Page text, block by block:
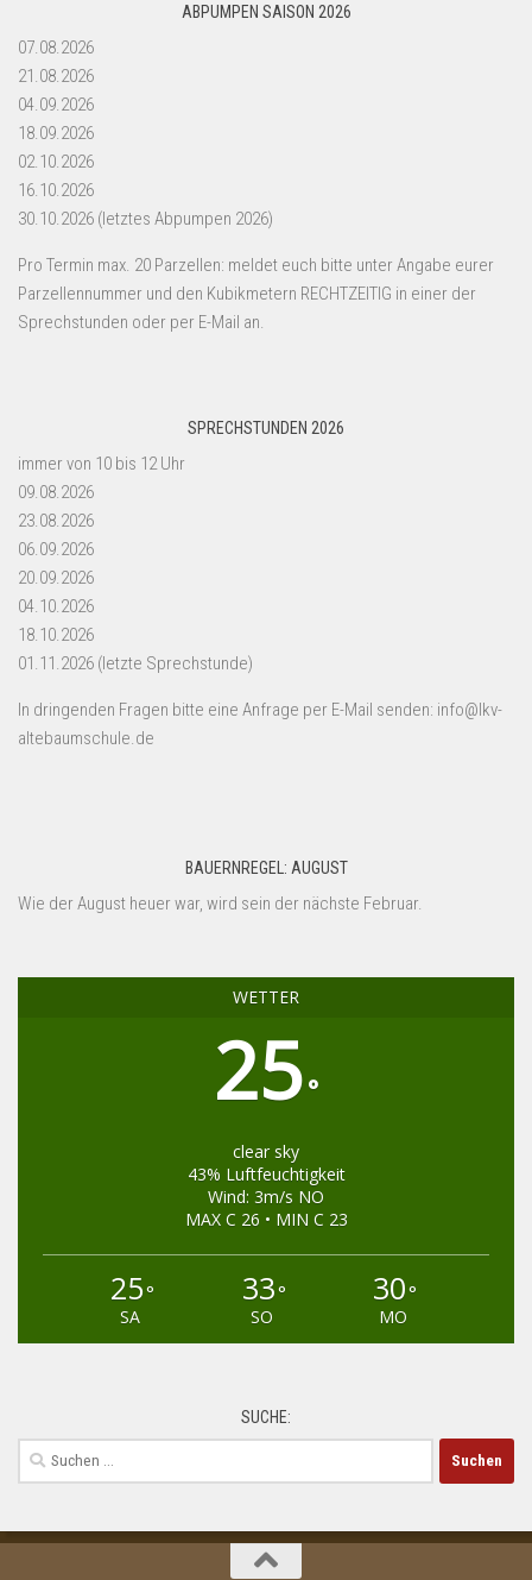
ABPUMPEN SAISON 2026
07.08.2026
21.08.2026
04.09.2026
18.09.2026
02.10.2026
16.10.2026
30.10.2026 (letztes Abpumpen 2026)
Pro Termin max. 20 Parzellen: meldet euch bitte unter Angabe eurer
Parzellennummer und den Kubikmetern RECHTZEITIG in einer der
Sprechstunden oder per E-Mail an.
SPRECHSTUNDEN 2026
immer von 10 bis 12 Uhr
09.08.2026
23.08.2026
06.09.2026
20.09.2026
04.10.2026
18.10.2026
01.11.2026 (letzte Sprechstunde)
In dringenden Fragen bitte eine Anfrage per E-Mail senden: info@lkv-
altebaumschule.de
BAUERNREGEL: AUGUST
Wie der August heuer war, wird sein der nächste Februar.
WETTER
25°
clear sky
43% Luftfeuchtigkeit
Wind: 3m/s NO
MAX C 26 • MIN C 23
25°
SA
33°
SO
30°
MO
SUCHE:
Suchen
nach: